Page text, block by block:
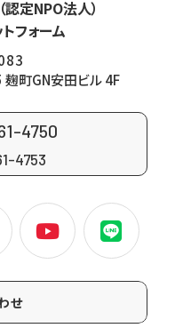
定NPO法人）
フォーム
町GN安田ビル 4F
4750
4753
せ